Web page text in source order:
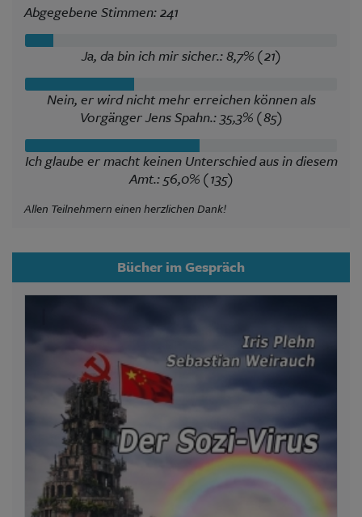
Abgegebene Stimmen: 241
Ja, da bin ich mir sicher.: 8,7% (21)
Nein, er wird nicht mehr erreichen können als
Vorgänger Jens Spahn.: 35,3% (85)
Ich glaube er macht keinen Unterschied aus in diesem
Amt.: 56,0% (135)
Allen Teilnehmern einen herzlichen Dank!
Bücher im Gespräch